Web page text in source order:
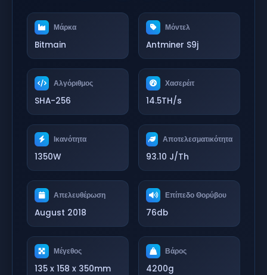
Μάρκα
Bitmain
Μόντελ
Antminer S9j
Αλγόριθμος
SHA-256
Χασερέιτ
14.5TH/s
Ικανότητα
1350W
Αποτελεσματικότητα
93.10 J/Th
Απελευθέρωση
August 2018
Επίπεδο Θορύβου
76db
Μέγεθος
135 x 158 x 350mm
Βάρος
4200g